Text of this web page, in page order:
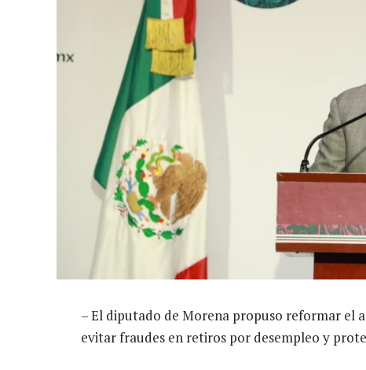
– El diputado de Morena propuso reformar el
evitar fraudes en retiros por desempleo y